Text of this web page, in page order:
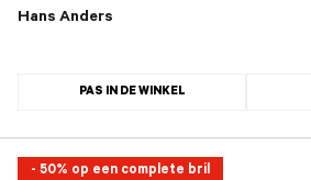
Hans Anders
PAS IN DE WINKEL
- 50% op een complete bril